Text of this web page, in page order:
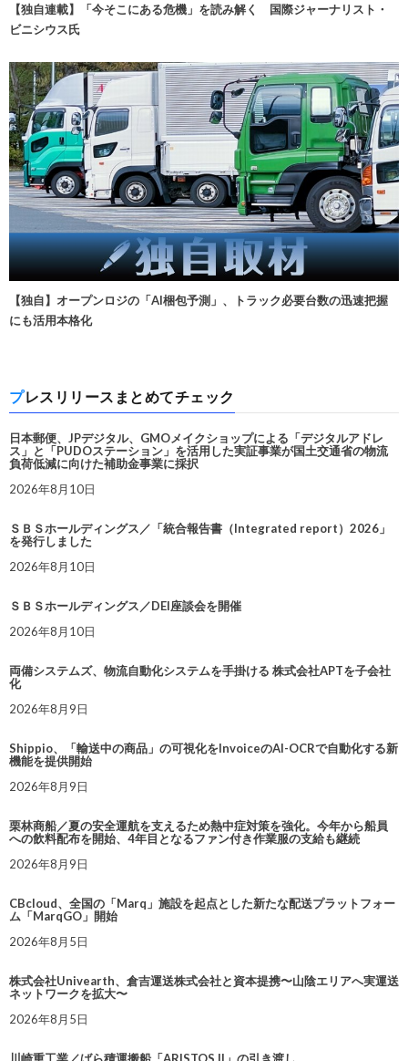
【独自連載】「今そこにある危機」を読み解く 国際ジャーナリスト・
ビニシウス氏
【独自】オープンロジの「AI梱包予測」、トラック必要台数の迅速把握
にも活用本格化
プレスリリースまとめてチェック
日本郵便、JPデジタル、GMOメイクショップによる「デジタルアドレ
ス」と「PUDOステーション」を活用した実証事業が国土交通省の物流
負荷低減に向けた補助金事業に採択
2026年8月10日
ＳＢＳホールディングス／「統合報告書（Integrated report）2026」
を発行しました
2026年8月10日
ＳＢＳホールディングス／DEI座談会を開催
2026年8月10日
両備システムズ、物流自動化システムを手掛ける 株式会社APTを子会社
化
2026年8月9日
Shippio、「輸送中の商品」の可視化をInvoiceのAI-OCRで自動化する新
機能を提供開始
2026年8月9日
栗林商船／夏の安全運航を支えるため熱中症対策を強化。今年から船員
への飲料配布を開始、4年目となるファン付き作業服の支給も継続
2026年8月9日
CBcloud、全国の「Marq」施設を起点とした新たな配送プラットフォー
ム「MarqGO」開始
2026年8月5日
株式会社Univearth、倉吉運送株式会社と資本提携〜山陰エリアへ実運送
ネットワークを拡大〜
2026年8月5日